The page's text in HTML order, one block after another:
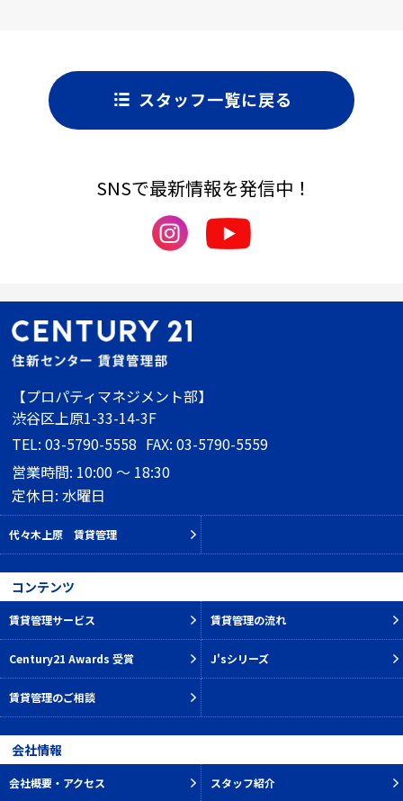
スタッフ一覧に戻る
SNSで最新情報を発信中！
【プロパティマネジメント部】
渋谷区上原1-33-14-3F
TEL: 03-5790-5558 FAX: 03-5790-5559
営業時間: 10:00 ～ 18:30
定休日: 水曜日
代々木上原 賃貸管理
コンテンツ
賃貸管理サービス 賃貸管理の流れ
Century21 Awards 受賞 J'sシリーズ
賃貸管理のご相談
会社情報
会社概要・アクセス スタッフ紹介